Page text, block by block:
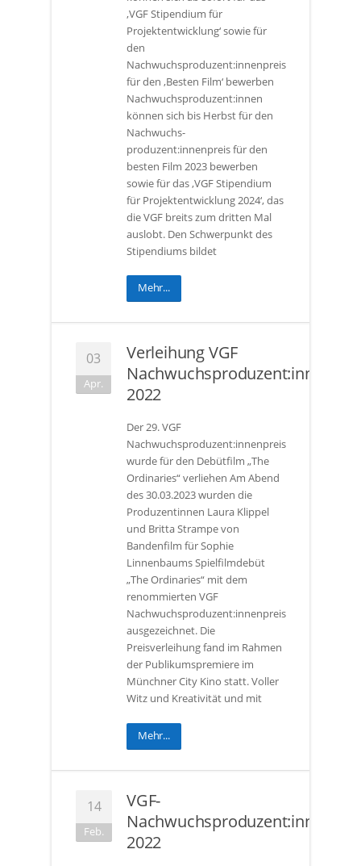
‚VGF Stipendium für
Projektentwicklung‘ sowie für
den
Nachwuchsproduzent:innenpreis
für den ‚Besten Film‘ bewerben
Nachwuchsproduzent:innen
können sich bis Herbst für den
Nachwuchs-
produzent:innenpreis für den
besten Film 2023 bewerben
sowie für das ‚VGF Stipendium
für Projektentwicklung 2024‘, das
die VGF breits zum dritten Mal
auslobt. Den Schwerpunkt des
Stipendiums bildet
Mehr...
03
Apr.
Verleihung VGF
2022
Der 29. VGF
Nachwuchsproduzent:innenpreis
wurde für den Debütfilm „The
Ordinaries“ verliehen Am Abend
des 30.03.2023 wurden die
Produzentinnen Laura Klippel
und Britta Strampe von
Bandenfilm für Sophie
Linnenbaums Spielfilmdebüt
„The Ordinaries“ mit dem
renommierten VGF
Nachwuchsproduzent:innenpreis
ausgezeichnet. Die
Preisverleihung fand im Rahmen
der Publikumspremiere im
Münchner City Kino statt. Voller
Witz und Kreativität und mit
Mehr...
14
Feb.
VGF-
2022